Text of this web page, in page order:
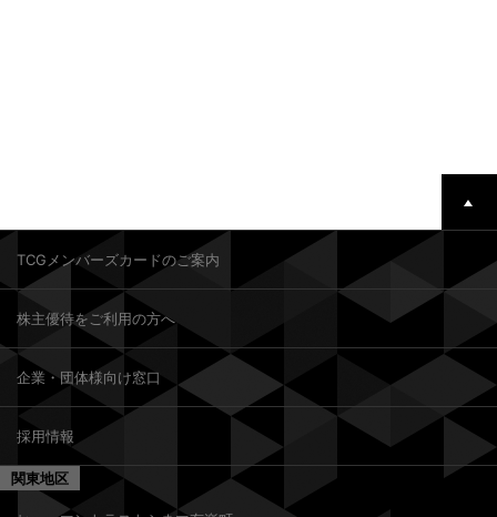
TCGメンバーズカードのご案内
株主優待をご利用の方へ
企業・団体様向け窓口
採用情報
関東地区